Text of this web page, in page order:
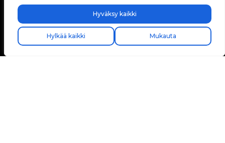
Mukauta
Hylkää kaikki
Hyväksy kaikki
Avenida Camí Nou, 268